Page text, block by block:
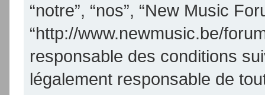
“notre”, “nos”, “New Music
“http://www.newmusic.be/
responsable des conditions
légalement responsable de